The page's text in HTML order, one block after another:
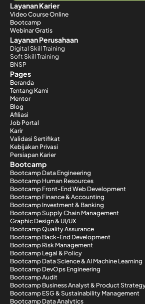
Layanan Karier
Video Course Online
Bootcamp
Webinar Gratis
Layanan Perusahaan
Digital Skill Training
Soft Skill Training
BNSP
Pages
Beranda
Tentang Kami
Mentor
Blog
Afiliasi
Job Portal
Karir
Validasi Sertifikat
Kebijakan Privasi
Persiapan Karier
Bootcamp
Bootcamp Data Engineering
Bootcamp Human Resources
Bootcamp Front-End Web Development
Bootcamp Finance & Accounting
Bootcamp Investment & Banking
Bootcamp Supply Chain Management
Graphic Design & UI/UX
Bootcamp Quality Assurance
Bootcamp Back-End Development
Bootcamp Risk Management
Bootcamp Legal & Policy
Bootcamp Data Science & AI Machine Learning
Bootcamp DevOps Engineering
Bootcamp Audit
Bootcamp Business Analyst & Product
Bootcamp ESG & Sustainability Management
Bootcamp Data Analytics